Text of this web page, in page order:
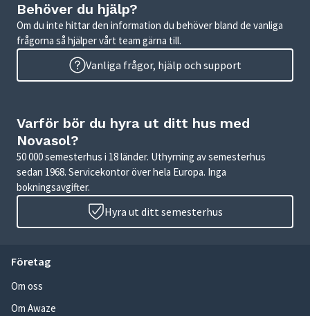
Behöver du hjälp?
Om du inte hittar den information du behöver bland de vanliga
frågorna så hjälper vårt team gärna till.
Vanliga frågor, hjälp och support
Varför bör du hyra ut ditt hus med
Novasol?
50 000 semesterhus i 18 länder. Uthyrning av semesterhus
sedan 1968. Servicekontor över hela Europa. Inga
bokningsavgifter.
Hyra ut ditt semesterhus
Företag
Om oss
Om Awaze